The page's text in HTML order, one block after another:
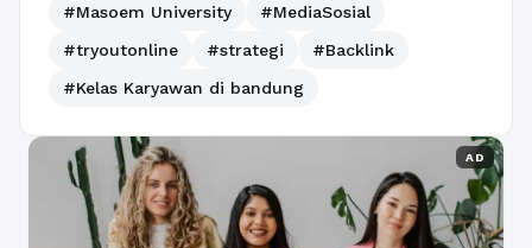
#Masoem University
#MediaSosial
#tryoutonline
#strategi
#Backlink
#Kelas Karyawan di bandung
AD